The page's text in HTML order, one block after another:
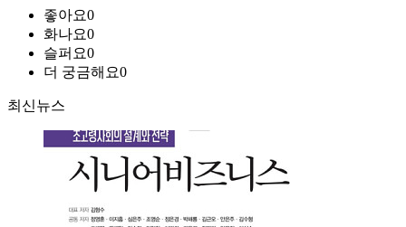
좋아요0
화나요0
슬퍼요0
더 궁금해요0
최신뉴스